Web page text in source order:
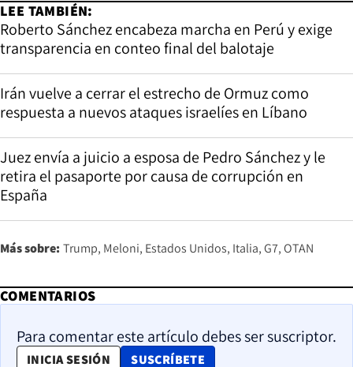
LEE TAMBIÉN:
Roberto Sánchez encabeza marcha en Perú y exige
transparencia en conteo final del balotaje
Irán vuelve a cerrar el estrecho de Ormuz como
respuesta a nuevos ataques israelíes en Líbano
Juez envía a juicio a esposa de Pedro Sánchez y le
retira el pasaporte por causa de corrupción en
España
Más sobre: Trump Meloni Estados Unidos Italia G7 OTAN
COMENTARIOS
Para comentar este artículo debes ser suscriptor.
INICIA SESIÓN SUSCRÍBETE
OPENS IN NEW WINDOW